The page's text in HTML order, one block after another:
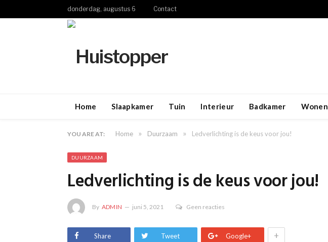
donderdag, augustus 6 Contact
Home Slaapkamer Tuin Interieur Badkamer Wonen
YOU ARE AT: Home » Duurzaam » Ledverlichting is de keus voor jou!
DUURZAAM
Ledverlichting is de keus voor jou!
By ADMIN juni 5, 2021 Geen reacties
Share Tweet Google+ +